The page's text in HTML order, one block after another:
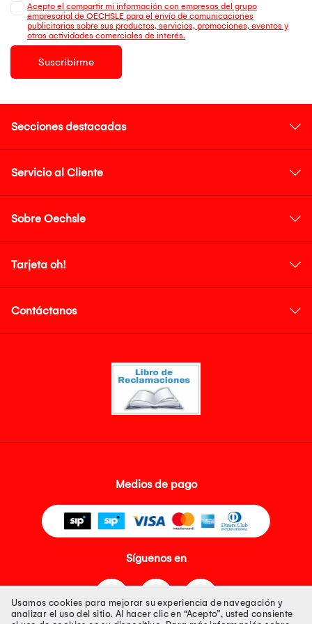
Acepto el compartir mi información con empresas del grupo
empresarial de OECHSLE para el envío de comunicaciones
publicitarias sobre sus productos, servicios, promociones, eventos y
otras actividades comerciales de interés.
Suscribirme
Secciones destacadas
Servicio al Cliente
Sobre Oechsle
Tarjeta oh!
Contáctanos
Medios de pago
Síguenos en
Usamos cookies para mejorar su experiencia de navegación y
analizar el uso del sitio. Al hacer clic en “Acepto”, usted consiente